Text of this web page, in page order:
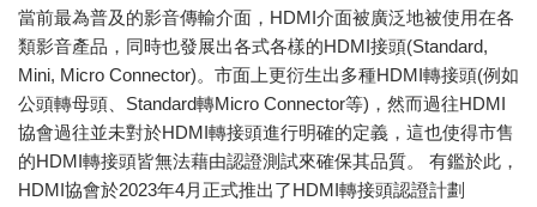
當前最為普及的影音傳輸介面，HDMI介面被廣泛地被使用在各
類影音產品，同時也發展出各式各樣的HDMI接頭(Standard,
Mini, Micro Connector)。市面上更衍生出多種HDMI轉接頭(例如
公頭轉母頭、Standard轉Micro Connector等)，然而過往HDMI
協會過往並未對於HDMI轉接頭進行明確的定義，這也使得市售
的HDMI轉接頭皆無法藉由認證測試來確保其品質。 有鑑於此，
HDMI協會於2023年4月正式推出了HDMI轉接頭認證計劃